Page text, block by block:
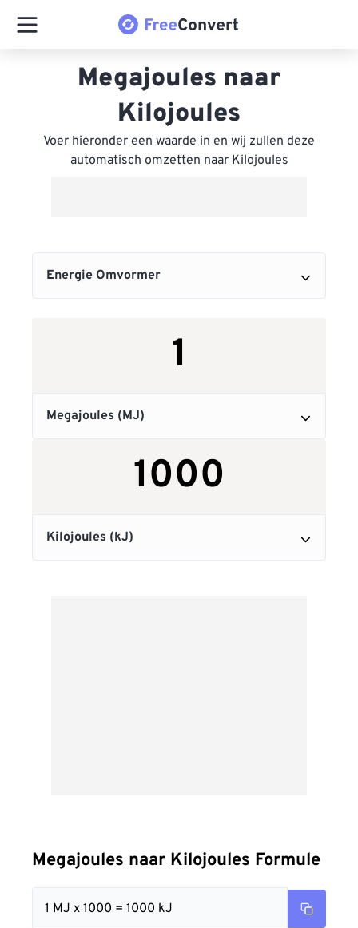
Megajoules naar
Kilojoules
Voer hieronder een waarde in en wij zullen deze
automatisch omzetten naar Kilojoules
Megajoules naar Kilojoules Formule
1 MJ x 1000 = 1000 kJ